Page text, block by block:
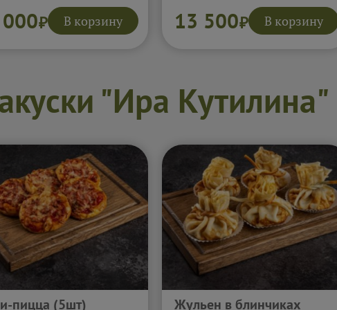
создают знакомое и
душевное настроение.
богато, сытно и
₽ В корзину канапе и шоколадный трайфл
делают стол по-настоящему
эффектным. Такой сет сразу
13 500₽ В корзину
"Ира Кутилина"
пицца (5шт) Жульен в блинчиках